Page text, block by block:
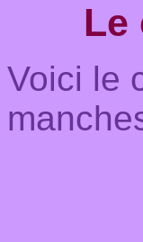
Le
Voici le